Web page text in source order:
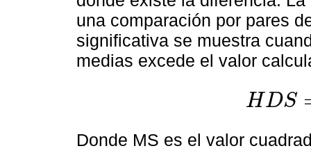
una comparación por pares
significativa se muestra
medias excede el valor
HDS
HDS=qMSn
Donde MS es el valor